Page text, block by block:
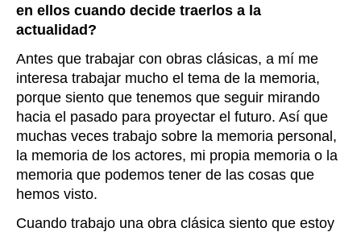
en ellos cuando decide traerlos a la
actualidad?
Antes que trabajar con obras clásicas, a mí me
interesa trabajar mucho el tema de la memoria,
porque siento que tenemos que seguir mirando
hacia el pasado para proyectar el futuro. Así que
muchas veces trabajo sobre la memoria personal,
la memoria de los actores, mi propia memoria o la
memoria que podemos tener de las cosas que
hemos visto.
Cuando trabajo una obra clásica siento que estoy